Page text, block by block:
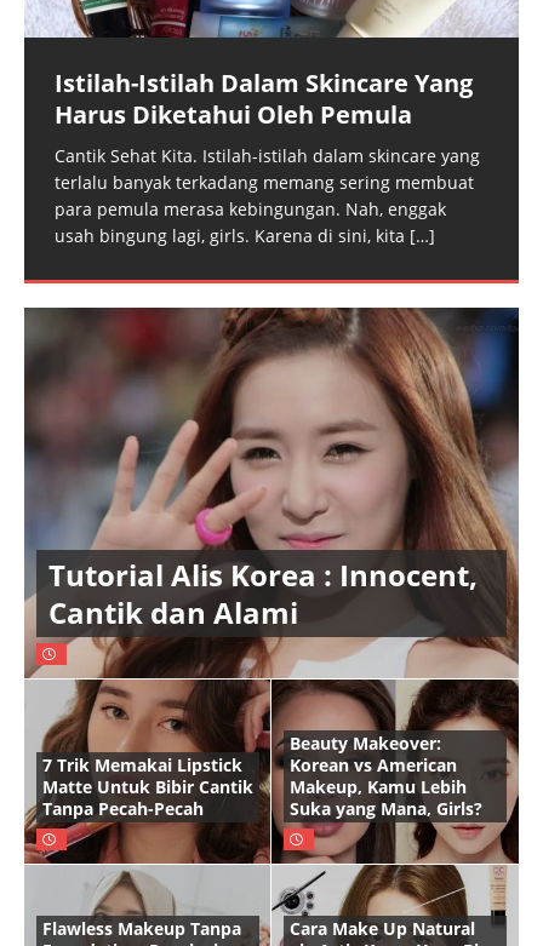
Istilah-Istilah Dalam Skincare Yang
Harus Diketahui Oleh Pemula
Cantik Sehat Kita. Istilah-istilah dalam skincare yang
terlalu banyak terkadang memang sering membuat
para pemula merasa kebingungan. Nah, enggak
usah bingung lagi, girls. Karena di sini, kita […]
Tutorial Alis Korea : Innocent,
Cantik dan Alami
7 Trik Memakai Lipstick
Matte Untuk Bibir Cantik
Tanpa Pecah-Pecah
Beauty Makeover:
Korean vs American
Makeup, Kamu Lebih
Suka yang Mana, Girls?
Flawless Makeup Tanpa
Cara Make Up Natural